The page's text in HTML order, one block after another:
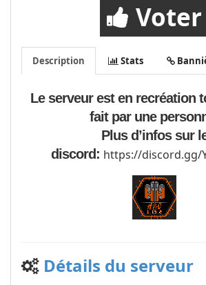
Voter
Description Stats
Le serveur est en recréation
fait par une
Plus d’infos sur
discord: https://discord.gg/
Détails du serveur